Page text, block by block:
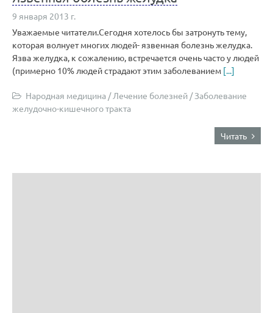
9 января 2013 г.
Уважаемые читатели.Сегодня хотелось бы затронуть тему,
которая волнует многих людей- язвенная болезнь желудка.
Язва желудка, к сожалению, встречается очень часто у людей
(примерно 10% людей страдают этим заболеванием [...]
Народная медицина /Лечение болезней /Заболевание
желудочно-кишечного тракта
Читать